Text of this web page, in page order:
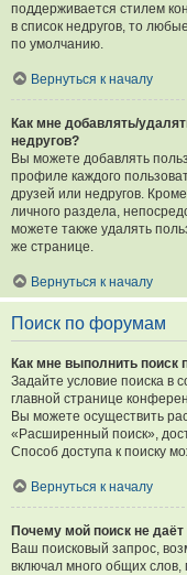
поддерживается стилем
в список недругов, то
по умолчанию.
Вернуться к началу
Как мне добавлять/
недругов?
Вы можете добавлять
профиле каждого
друзей или недругов.
личного раздела,
можете также удалять
же странице.
Вернуться к началу
Поиск по форумам
Как мне выполнить
Задайте условие поиска в
главной странице
Вы можете осуществить
«Расширенный поиск»,
Способ доступа к поиску
Вернуться к началу
Почему мой поиск не даёт
Ваш поисковый запрос,
включал много общих слов,